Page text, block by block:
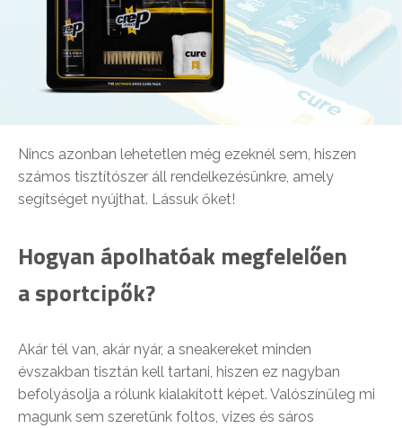
Nincs azonban lehetetlen még ezeknél sem, hiszen
számos tisztítószer áll rendelkezésünkre, amely
segítséget nyújthat. Lássuk őket!
Hogyan ápolhatóak megfelelően
a sportcipők?
Akár tél van, akár nyár, a sneakereket minden
évszakban tisztán kell tartani, hiszen ez nagyban
befolyásolja a rólunk kialakított képet. Valószínűleg mi
magunk sem szeretünk foltos, vizes és sáros